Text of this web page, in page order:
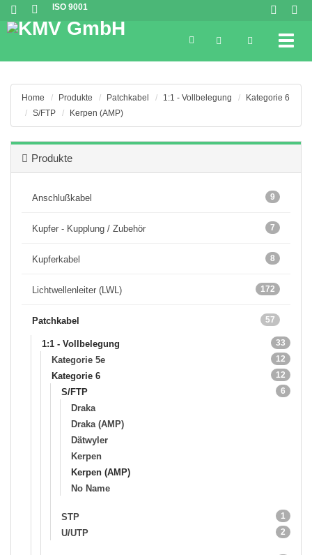
ISO 9001
Home Produkte Patchkabel 1:1 - Vollbelegung
Kategorie 6
S/FTP
Kerpen (AMP)
Produkte
9
Anschlußkabel
7
Kupfer - Kupplung / Zubehör
8
Kupferkabel
172
Lichtwellenleiter (LWL)
57
Patchkabel
33
1:1 - Vollbelegung
12
Kategorie 5e
12
Kategorie 6
6
S/FTP
Draka
Draka (AMP)
Dätwyler
Kerpen
Kerpen (AMP)
No Name
1
STP
2
U/UTP